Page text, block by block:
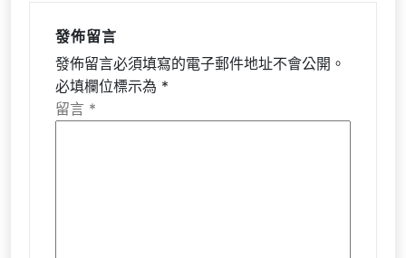
發佈留言
發佈留言必須填寫的電子郵件地址不會公開。
必填欄位標示為 *
留言 *